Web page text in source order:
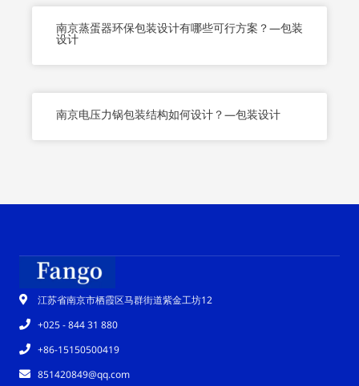
南京蒸蛋器环保包装设计有哪些可行方案？—包装
设计
南京电压力锅包装结构如何设计？—包装设计
江苏省南京市栖霞区马群街道紫金工坊12
+025 - 844 31 880
+86-15150500419
851420849@qq.com